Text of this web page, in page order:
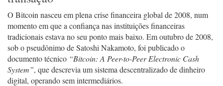
O Bitcoin nasceu em plena crise financeira global de 2008, num
momento em que a confiança nas instituições financeiras
tradicionais estava no seu ponto mais baixo. Em outubro de 2008,
sob o pseudônimo de Satoshi Nakamoto, foi publicado o
documento técnico “Bitcoin: A Peer-to-Peer Electronic Cash
System”, que descrevia um sistema descentralizado de dinheiro
digital, operando sem intermediários.